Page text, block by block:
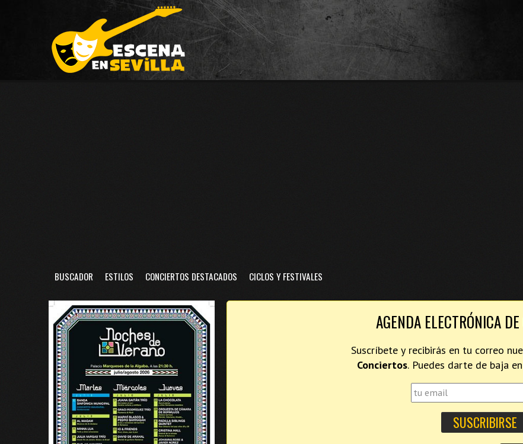
BUSCADOR ESTILOS CONCIERTOS DESTACADOS CICLOS Y FESTIVALES
AGENDA ELECTRÓNICA
Suscríbete y recibirás en tu correo
Conciertos. Puedes darte de baja